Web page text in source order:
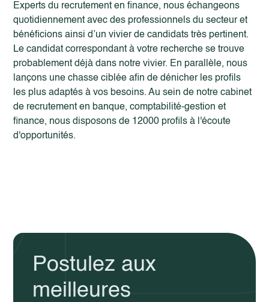
Experts du recrutement en finance, nous échangeons
quotidiennement avec des professionnels du secteur et
bénéficions ainsi d’un vivier de candidats très pertinent.
Le candidat correspondant à votre recherche se trouve
probablement déjà dans notre vivier. En parallèle, nous
lançons une chasse ciblée afin de dénicher les profils
les plus adaptés à vos besoins. Au sein de notrecabinet
de recrutement en banque,comptabilité-gestion et
finance, nous disposons de 12000 profils à l'écoute
d'opportunités.
Postulez aux
meilleures